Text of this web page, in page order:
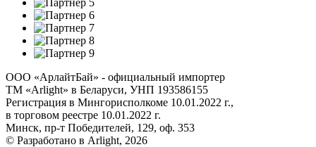
ООО «АрлайтБай» - официальный импортер
ТМ «Arlight» в Беларуси, УНП 193586155
Регистрация в Мингорисполкоме 10.01.2022 г.,
в торговом реестре 10.01.2022 г.
Минск, пр-т Победителей, 129, оф. 353
© Разработано в Arlight, 2026